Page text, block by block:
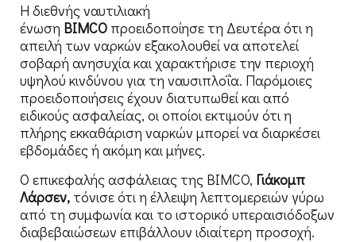
Η διεθνής ναυτιλιακή
ένωση BIMCO προειδοποίησε τη Δευτέρα ότι η
απειλή των ναρκών εξακολουθεί να αποτελεί
σοβαρή ανησυχία και χαρακτήρισε την περιοχή
υψηλού κινδύνου για τη ναυσιπλοΐα. Παρόμοιες
προειδοποιήσεις έχουν διατυπωθεί και από
ειδικούς ασφαλείας, οι οποίοι εκτιμούν ότι η
πλήρης εκκαθάριση ναρκών μπορεί να διαρκέσει
εβδομάδες ή ακόμη και μήνες.
Ο επικεφαλής ασφάλειας της BIMCO, Γιάκομπ
Λάρσεν, τόνισε ότι η έλλειψη λεπτομερειών γύρω
από τη συμφωνία και το ιστορικό υπεραισιόδοξων
διαβεβαιώσεων επιβάλλουν ιδιαίτερη προσοχή.